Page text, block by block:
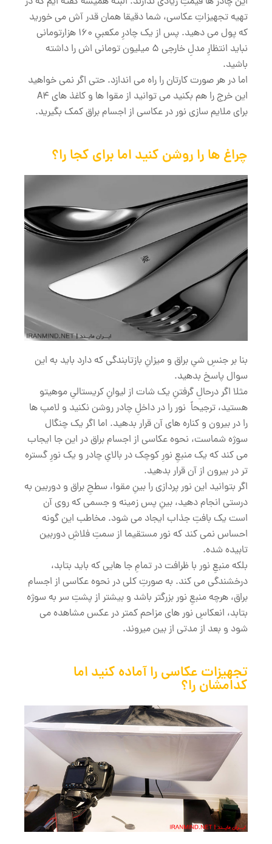
تهیه تجهیزاتِ عکاسی، شما دقیقا همان قدر آش می خورید
که پول می دهید. پس از یک چادرِ مکعبیِ 160 هزارتومانی
نباید انتظارِ مدلِ خارجی 5 میلیون تومانی اش را داشته
باشید.
اما در هر صورت کارتان را راه می اندازد. حتی اگر نمی خواهید
این خرج را هم بکنید می توانید از مقوا ها و کاغذ های A4
برای ملایم سازی نور در عکاسی از اجسام براق کمک بگیرید.
چراغ ها را روشن کنید اما برای کجا را؟
بنا بر جنسِ شیِ براق و میزانِ بازتابندگی که دارد باید به این
سوال پاسخ بدهید.
مثلا اگر درحالِ گرفتنِ یک شات از لیوانِ کریستالیِ موهیتو
هستید، ترجیحاً نور را در داخلِ چادر روشن نکنید و لامپ ها
را در بیرون و کناره های آن قرار بدهید. اما اگر یک چنگال
سوژه شماست، نحوه عکاسی از اجسام براق در این جا ایجاب
می کند که یک منبعِ نورِ کوچک در بالایِ چادر و یک نورِ گستره
تر در بیرون از آن قرار بدهید.
اگر بتوانید این نور پردازی را بینِ مقوا، سطحِ براق و دوربین به
درستی انجام دهید، بینِ پس زمینه و جسمی که روی آن
است یک بافتِ جذاب ایجاد می شود. مخاطب این گونه
احساس نمی کند که نور مستقیما از سمتِ فلاشِ دوربین
تابیده شده.
بلکه منبعِ نور با ظرافت در تمامِ جا هایی که باید بتابد،
درخشندگی می کند. به صورتِ کلی در نحوه عکاسی از اجسام
براق، هرچه منبعِ نور بزرگتر باشد و بیشتر از پشتِ سر به سوژه
بتابد، انعکاسِ نور های مزاحم کمتر در عکس مشاهده می
شود و بعد از مدتی از بین میروند.
تجهیزات عکاسی را آماده کنید اما
کدامشان را؟